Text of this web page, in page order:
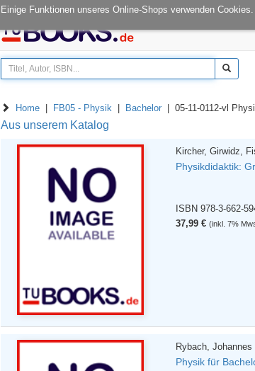
Einige Funktionen unseres Online-Shops verwenden
Öffnungszeiten: Mo - Fr 08.00-14.30
Home FB05 - Physik Bachelor | 05-11-0112-vl
Aus unserem Katalog
Kircher, Girwidz,
Physikdidaktik:
ISBN 978-3-662-
37,99 € (inkl. 7%
Rybach, Johannes
Physik für